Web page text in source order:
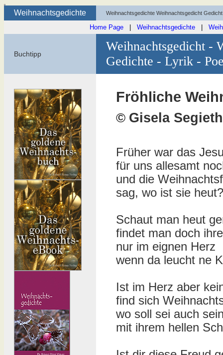
Weihnachtsgedichte Weihnachtsgedichte Weihnachtsgedicht
Home Page| Weihnachtsgedichte|
Buchtipp
Weihnachtsgedicht -
Gedichte - Lyrik -
Fröhliche
© Gisela Segieth
Früher war das
für uns allesamt
und die
sag, wo ist sie heut?
Schaut man heut
findet man doch
nur im eignen Herz
wenn da leucht ne
Ist im Herz aber
find sich
wo soll sei auch
mit ihrem hellen